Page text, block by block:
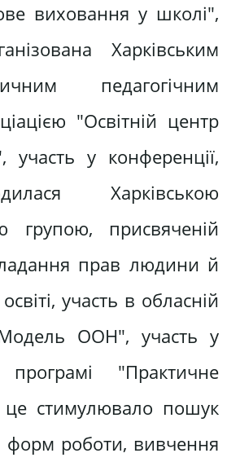
виховання у школі",
Харківським
педагогічним
"Освітній центр
у конференції,
Харківською
групою, присвяченій
прав людини й
участь в обласній
ООН", участь у
"Практичне
стимулювало пошук
форм роботи, вивчення